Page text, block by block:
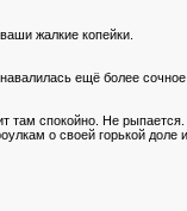
жалкие копейки.
ещё более
там спокойно. Не рыпается.
о своей горькой доле